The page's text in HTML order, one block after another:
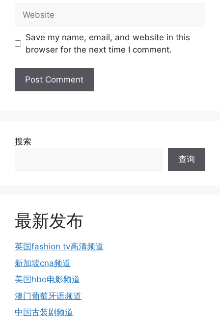
Save my name, email, and website in this
browser for the next time I comment.
搜索
查询
最新发布
英国fashion tv高清频道
新加坡cna频道
美国hbo电影频道
澳门葡萄牙语频道
中国古装剧频道